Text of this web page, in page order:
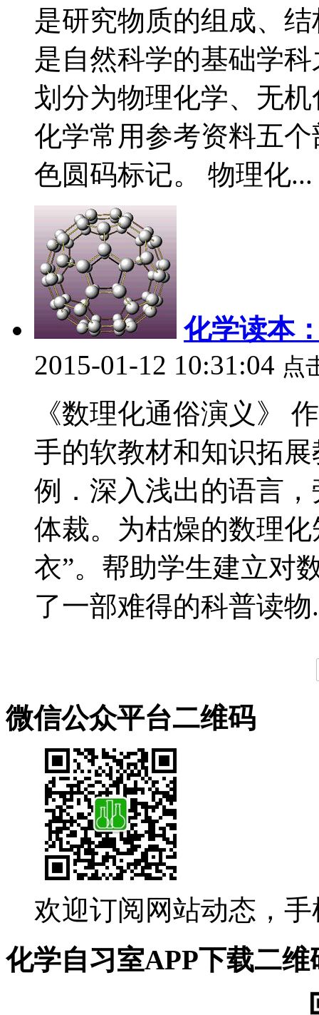
是研究物质的组成、
是自然科学的基础学
划分为物理化学、无
化学常用参考资料五
色圆码标记。 物理化...
化学读本
2015-01-12 10:31:04 点
《数理化通俗演义》
手的软教材和知识拓
例．深入浅出的语言
体裁。为枯燥的数理
衣”。帮助学生建立对
了一部难得的科普读物
微信公众平台二维码
欢迎订阅网站动态，
化学自习室APP下载二维